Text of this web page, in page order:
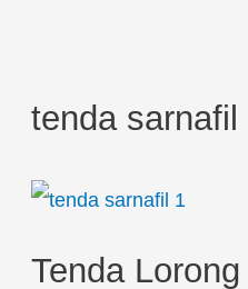
tenda sarnafil
Tenda Lorong